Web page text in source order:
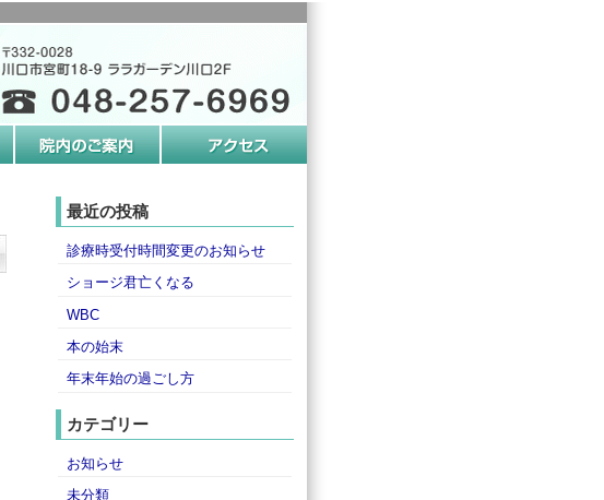
最近の投稿
診療時受付時間変更のお知らせ
ショージ君亡くなる
WBC
本の始末
年末年始の過ごし方
カテゴリー
お知らせ
未分類